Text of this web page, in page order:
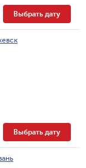
Выбрать дату
Выбрать дату